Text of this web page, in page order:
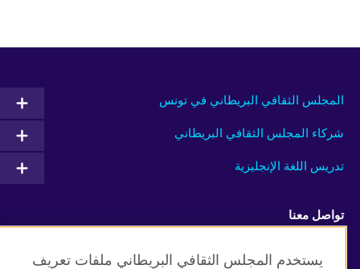
المجلس الثقافي البريطاني في تونس
شركاء المجلس الثقافي البريطاني
تدريس اللغة الإنجليزية
تواصل معنا
Facebook Twitter
يستخدم المجلس الثقافي البريطاني ملفات تعريف